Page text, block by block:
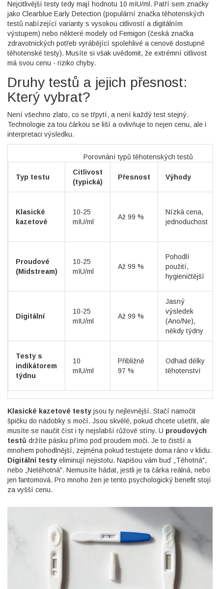
Nejcitlivější testy tedy mají hodnotu 10 mIU/ml. Patří sem značky
jako Clearblue Early Detection (populární značka těhotenských
testů nabízející varianty s vysokou citlivostí a digitálním
výstupem) nebo některé modely od Femigon (česká značka
zdravotnických potřeb vyrábějící spolehlivé a cenově dostupné
těhotenské testy). Musíte si však uvědomit, že extrémní citlivost
má svou cenu - riziko chyby.
Druhy testů a jejich přesnost:
Který vybrat?
Není všechno zlato, co se třpytí, a není každý test stejný.
Technologie za tou čárkou se liší a ovlivňuje to nejen cenu, ale i
interpretaci výsledku.
Porovnání typů těhotenských testů
Typ testu
Citlivost
(typická)
Přesnost Výhody
Klasické
kazetové
10-25
mIU/ml
Až 99 %
Nízká cena,
jednoduchost
Proudové
(Midstream)
10-25
mIU/ml
Až 99 %
Pohodlí
použití,
hygieničtější
Digitální
10-25
mIU/ml
Až 99 %
Jasný
výsledek
(Ano/Ne),
někdy týdny
Testy s
indikátorem
týdnu
10
mIU/ml
Přibližně
97 %
Odhad délky
těhotenství
Klasické kazetové testy jsou ty nejlevnější. Stačí namočit
špičku do nádobky s močí. Jsou skvělé, pokud chcete ušetřit, ale
musíte se naučit číst i ty nejslabší růžové stíny. U proudových
testů držíte pásku přímo pod proudem moči. Je to čistší a
mnohem pohodlnější, zejména pokud testujete doma ráno v klidu.
Digitální testy eliminují nejistotu. Napišou vám buď „Těhotná",
nebo „Netěhotná". Nemusíte hádat, jestli je ta čárka reálná, nebo
jen fantomová. Pro mnoho žen je tento psychologický benefit stojí
za vyšší cenu.